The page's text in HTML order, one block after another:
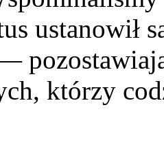
ustanowił
którzy